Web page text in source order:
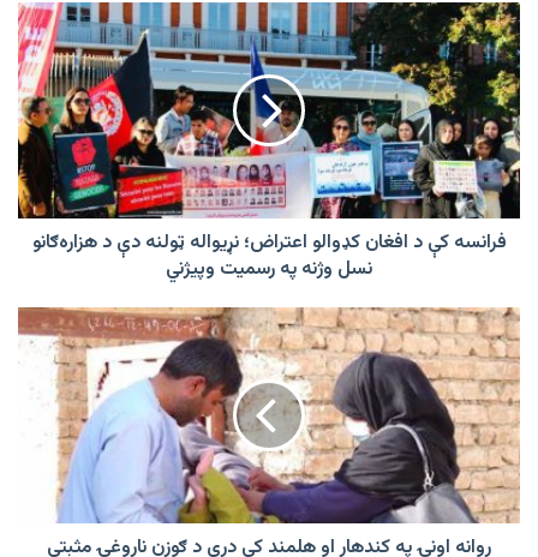
فرانسه
کې
د
افغان
کډوالو
اعتراض؛
نړیواله
ټولنه
دې
وژنه
په
رسمیت
وپیژني
فرانسه کې د افغان کډوالو اعتراض؛ نړیواله ټولنه دې د هزاره‌ګانو
نسل وژنه په رسمیت وپیژني
روانه
اونۍ
په
کندهار
او
هلمند
کې
درې
د
ګوزنروانه اونۍ په کندهار او هلمند کې درې د ګوزن ناروغۍ مثبتې